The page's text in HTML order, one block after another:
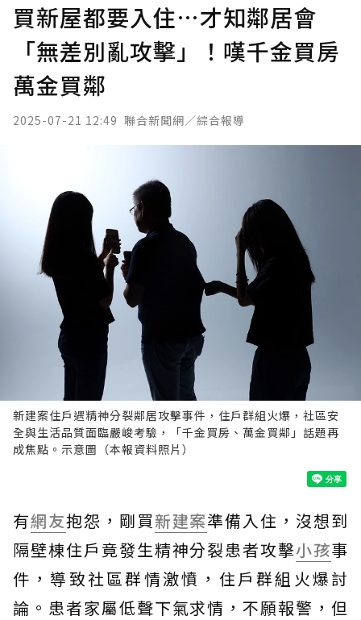
買新屋都要入住…才知鄰居會
「無差別亂攻擊」！嘆千金買房
萬金買鄰
2025-07-21 12:49 聯合新聞網／綜合報導
新建案住戶遇精神分裂鄰居攻擊事件，住戶群組火爆，社區安
全與生活品質面臨嚴峻考驗，「千金買房、萬金買鄰」話題再
成焦點。示意圖（本報資料照片）
有網友抱怨，剛買新建案準備入住，沒想到
隔壁棟住戶竟發生精神分裂患者攻擊小孩事
件，導致社區群情激憤，住戶群組火爆討
論。患者家屬低聲下氣求情，不願報警，但